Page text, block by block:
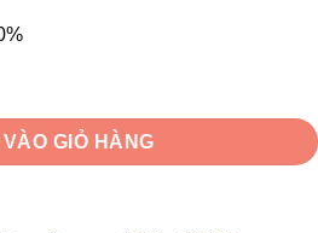
32 32W số lượng
GIỎ HÀNG